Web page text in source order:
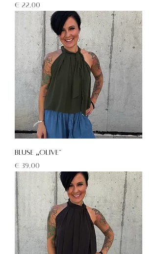
Preis
€ 22,00
Bluse „Olive“
Preis
€ 39,00